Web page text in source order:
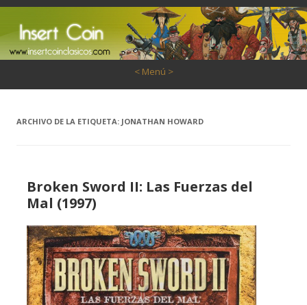
< Menú >
ARCHIVO DE LA ETIQUETA: JONATHAN HOWARD
Broken Sword II: Las Fuerzas del
Mal (1997)